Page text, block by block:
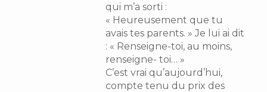
qui m’a sorti :
« Heureusement que tu
avais tes parents. » Je lui ai dit
: « Renseigne-toi, au moins,
renseigne- toi… »
C’est vrai qu’aujourd’hui,
compte tenu du prix des